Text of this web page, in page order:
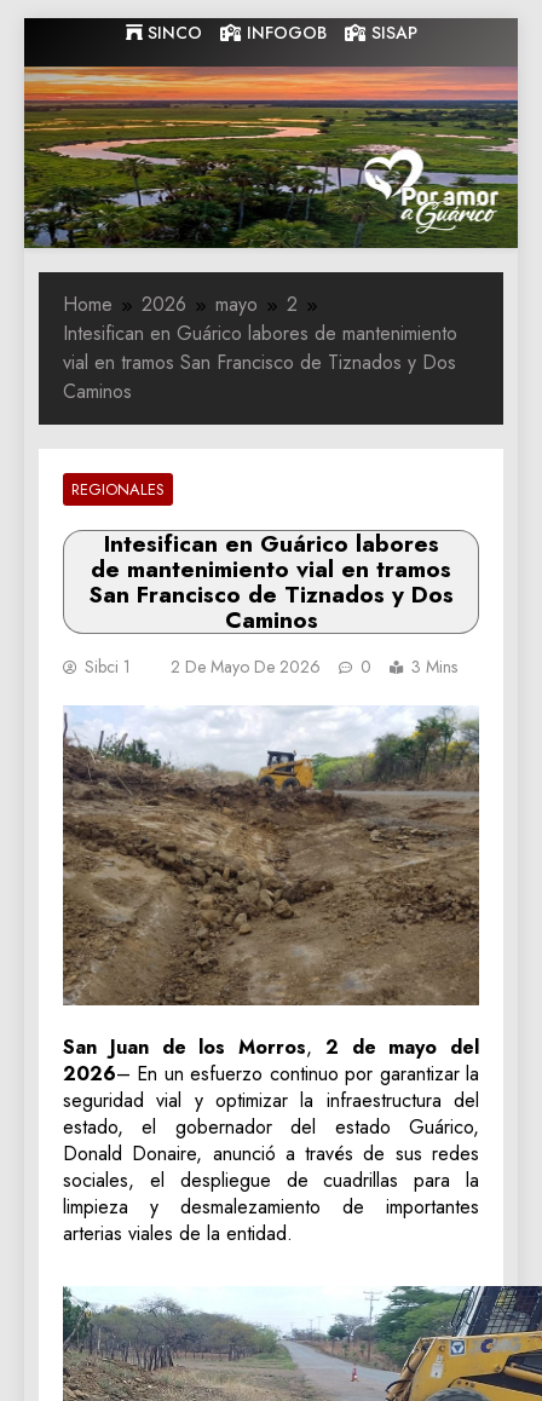
to
content
SINCO INFOGOB SISAP
Gobernacion
de Guarico
Gobernacion de Guarico
Home 2026 mayo
2
Intesifican en Guárico labores de mantenimiento
vial en tramos San Francisco de Tiznados y Dos
Caminos
REGIONALES
Intesifican en Guárico labores
de mantenimiento vial en tramos
San Francisco de Tiznados y Dos
Caminos
Sibci 1 2 De Mayo De 2026 0 3 Mins
San Juan de los Morros, 2 de mayo del
2026– En un esfuerzo continuo por garantizar la
seguridad vial y optimizar la infraestructura del
estado, el gobernador del estado Guárico,
Donald Donaire, anunció a través de sus redes
sociales, el despliegue de cuadrillas para la
limpieza y desmalezamiento de importantes
arterias viales de la entidad.